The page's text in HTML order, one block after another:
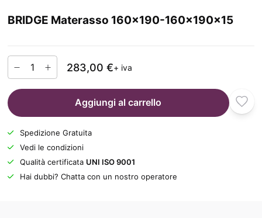
BRIDGE Materasso 160x190-160x190x15
283,00 €+ iva
Aggiungi al carrello
Spedizione Gratuita
Vedi le condizioni
Qualità certificata UNI ISO 9001
Hai dubbi? Chatta con un nostro operatore